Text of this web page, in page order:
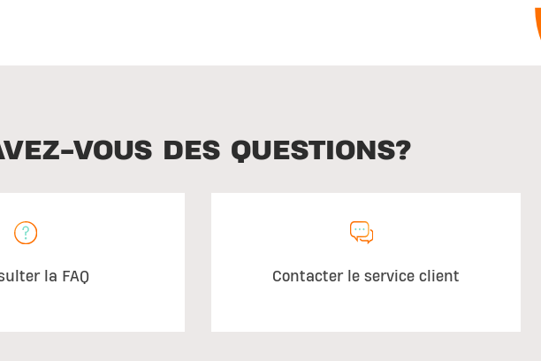
VOUS DES QUESTIONS?
la FAQ Contacter le service client